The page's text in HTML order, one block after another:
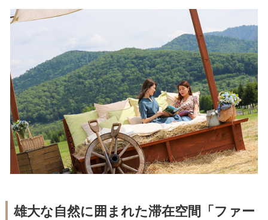
雄大な自然に囲まれた滞在空間「ファー